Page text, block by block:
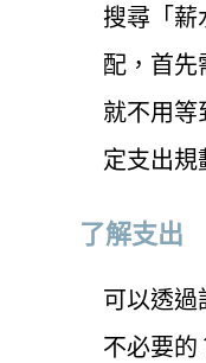
搜尋「薪
配，首先
就不用等
定支出規
了解支出
可以透過
不必要的